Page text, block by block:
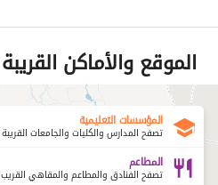
الموقع والأماكن القريبة
المؤسسات التعليمية
تصفح المدارس والكليات والجامعات القريبة
المطاعم
تصفح الفنادق والمطاعم والمقاهي القريب